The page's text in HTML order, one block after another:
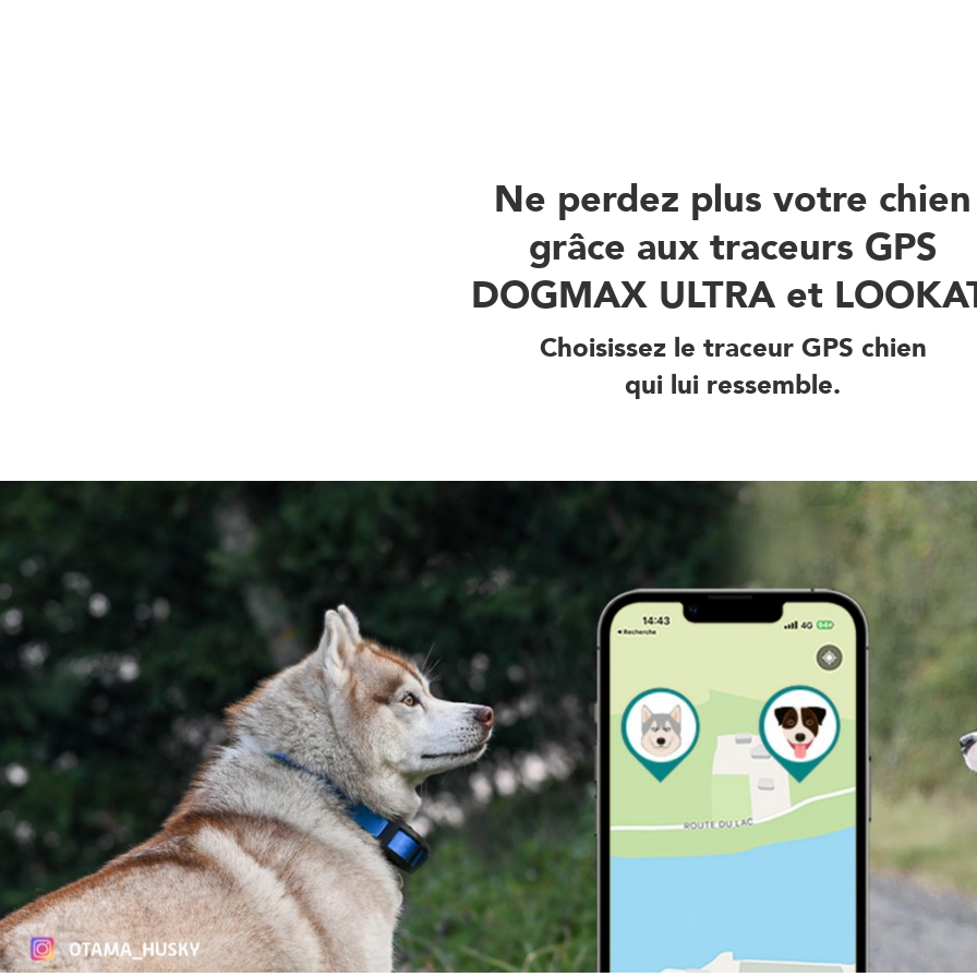
Ne perdez plus votre chien
grâce aux traceurs GPS
DOGMAX ULTRA et
Choisissez le traceur GPS chien
qui lui ressemble.